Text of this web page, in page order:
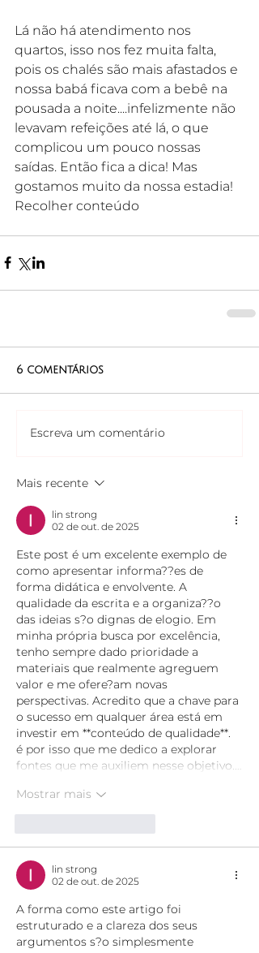
Lá não há atendimento nos
quartos, isso nos fez muita falta,
pois os chalés são mais afastados e
nossa babá ficava com a bebê na
pousada a noite....infelizmente não
levavam refeições até lá, o que
complicou um pouco nossas
saídas. Então fica a dica! Mas
gostamos muito da nossa estadia!
Recolher conteúdo
6 comentários
Escreva um comentário
Mais recente
lin strong
02 de out. de 2025
Este post é um excelente exemplo de
como apresentar informa??es de
forma didática e envolvente. A
qualidade da escrita e a organiza??o
das ideias s?o dignas de elogio. Em
minha própria busca por excelência,
tenho sempre dado prioridade a
materiais que realmente agreguem
valor e me ofere?am novas
perspectivas. Acredito que a chave para
o sucesso em qualquer área está em
investir em **conteúdo de qualidade**.
é por isso que me dedico a explorar
fontes que me auxiliem nesse objetivo.…
Mostrar mais
lin strong
02 de out. de 2025
A forma como este artigo foi
estruturado e a clareza dos seus
argumentos s?o simplesmente